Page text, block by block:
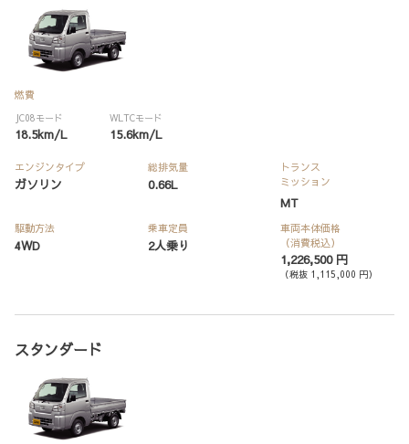
燃費
JC08モード
18.5km/L
WLTCモード
15.6km/L
エンジンタイプ
ガソリン
総排気量
0.66L
トランス
ミッション
MT
駆動方法
4WD
乗車定員
2人乗り
車両本体価格
（消費税込）
1,226,500 円
（税抜 1,115,000 円）
スタンダード